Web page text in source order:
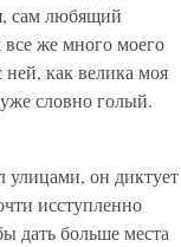
сам любящий
же много моего
как велика моя
словно голый.
улицами, он диктует
исступленно
дать больше места